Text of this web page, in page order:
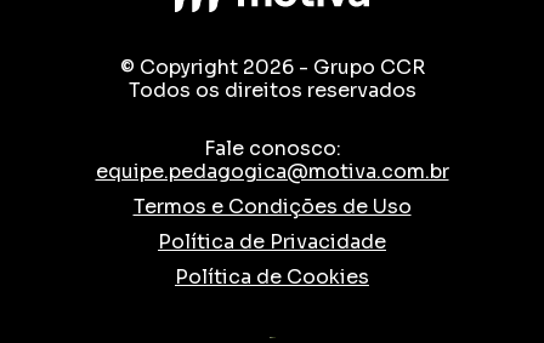
© Copyright 2026 - Grupo CCR
Todos os direitos reservados
Fale conosco:
equipe.pedagogica@motiva.com.br
Termos e Condições de Uso
Política de Privacidade
Política de Cookies